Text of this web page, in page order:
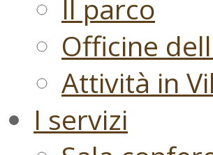
Il parco
Officine
Attività in
I servizi